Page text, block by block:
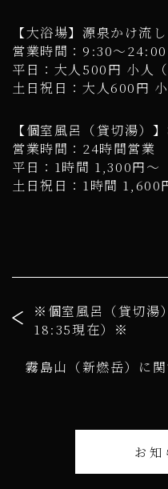
【大浴場】源泉かけ流し
営業時間：9:30～24:00
平日：大人500円 小人
土日祝日：大人600円
【個室風呂（貸切湯）
営業時間：24時間営業
平日：1時間 1,300円～
土日祝日：1時間 1,600
※個室風呂（貸切湯
18:35現在）※
霧島山（新燃岳）に
お知